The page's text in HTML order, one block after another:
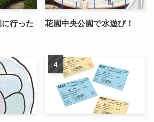
行った
花園中央公園で水遊び！